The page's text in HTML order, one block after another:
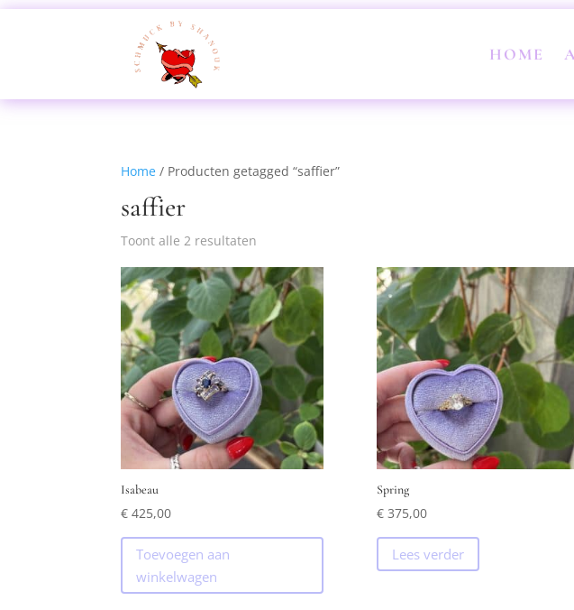
HOME
Home / Producten getagged “saffier”
saffier
Toont alle 2 resultaten
Isabeau
€ 425,00
Toevoegen aan
winkelwagen
Spring
€375,00
Lees verder